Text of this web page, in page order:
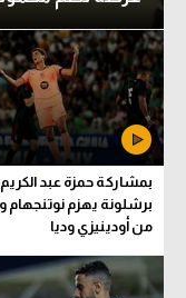
بمشاركة حمزة عبد
برشلونة يهزم نوتنجهام
من أودينيزي وديا